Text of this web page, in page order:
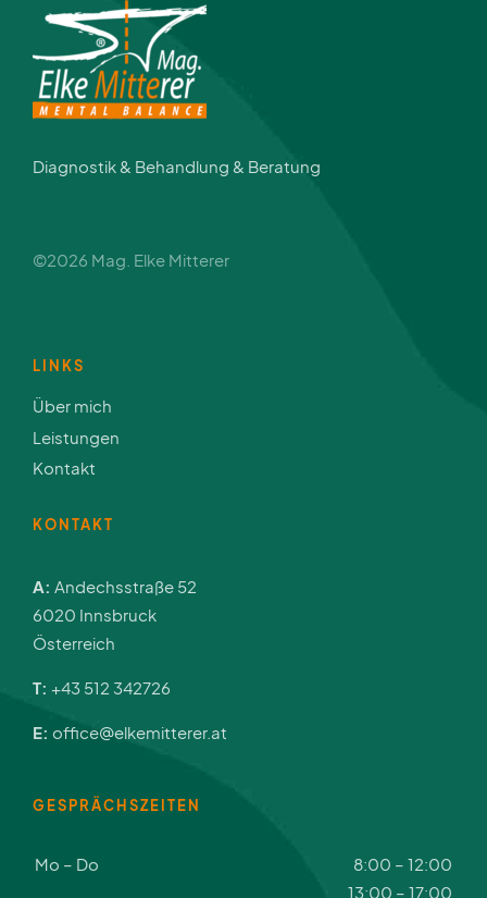
Diagnostik & Behandlung & Beratung
©2026 Mag. Elke Mitterer
LINKS
Über mich
Leistungen
Kontakt
KONTAKT
A: Andechsstraße 52
6020 Innsbruck
Österreich
T: +43 512 342726
E: office@elkemitterer.at
GESPRÄCHSZEITEN
Mo – Do
8:00 – 12:00
13:00 – 17:00